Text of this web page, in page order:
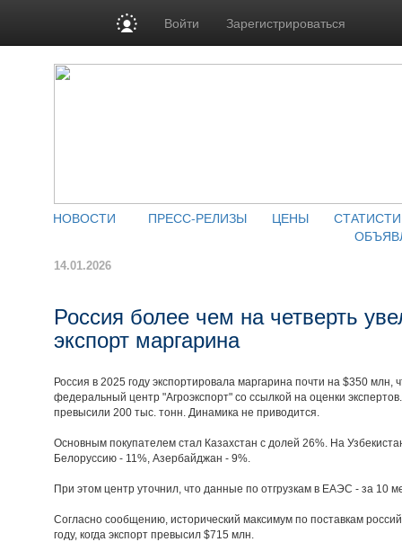
Войти Зарегистрироваться
НОВОСТИ ПРЕСС-РЕЛИЗЫ ЦЕНЫ
14.01.2026
Россия более чем на четверть
экспорт маргарина
Россия в 2025 году экспортировала маргарина почти на $350
федеральный центр "Агроэкспорт" со ссылкой на оценки
превысили 200 тыс. тонн. Динамика не приводится.
Основным покупателем стал Казахстан с долей 26%. На
Белоруссию - 11%, Азербайджан - 9%.
При этом центр уточнил, что данные по отгрузкам в ЕАЭС - за 10
Согласно сообщению, исторический максимум по поставкам
году, когда экспорт превысил $715 млн.